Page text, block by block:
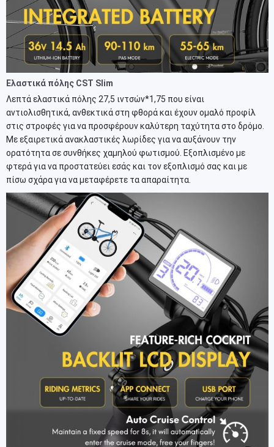
Ελαστικά πόλης CST Slim
Λεπτά ελαστικά πόλης 27,5 ιντσών*1,75 που είναι
αντιολισθητικά, ανθεκτικά στη φθορά και έχουν ομαλό προφίλ
στις στροφές για να προσφέρουν καλύτερη ταχύτητα στο δρόμο.
Με εξαιρετικά ανακλαστικές λωρίδες για να αυξάνουν την
ορατότητα σε συνθήκες χαμηλού φωτισμού. Εξοπλισμένο με
φτερά για να προστατεύει εσάς και τον εξοπλισμό σας και με
πίσω σχάρα για να μεταφέρετε τα απαραίτητα.